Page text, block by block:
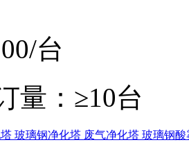
/台
量： ≥10台
玻璃钢净化塔 废气净化塔 玻璃钢